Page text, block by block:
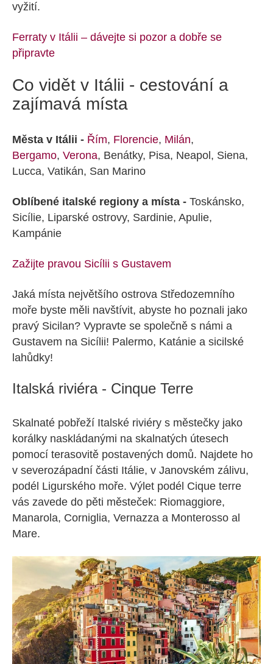
vyžití.
Ferraty v Itálii – dávejte si pozor a dobře se
připravte
Co vidět v Itálii - cestování a
zajímavá místa
Města v Itálii - Řím, Florencie, Milán,
Bergamo, Verona, Benátky, Pisa, Neapol, Siena,
Lucca, Vatikán, San Marino
Oblíbené italské regiony a místa - Toskánsko,
Sicílie, Liparské ostrovy, Sardinie, Apulie,
Kampánie
Zažijte pravou Sicílii s Gustavem
Jaká místa největšího ostrova Středozemního
moře byste měli navštívit, abyste ho poznali jako
pravý Sicilan? Vypravte se společně s námi a
Gustavem na Sicílii! Palermo, Katánie a sicilské
lahůdky!
Italská riviéra - Cinque Terre
Skalnaté pobřeží Italské riviéry s městečky jako
korálky naskládanými na skalnatých útesech
pomocí terasovitě postavených domů. Najdete ho
v severozápadní části Itálie, v Janovském zálivu,
podél Ligurského moře. Výlet podél Cique terre
vás zavede do pěti městeček: Riomaggiore,
Manarola, Corniglia, Vernazza a Monterosso al
Mare.